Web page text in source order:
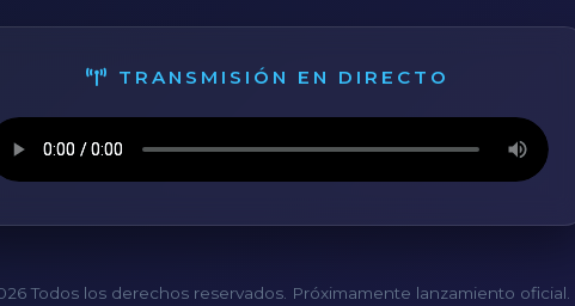
TRANSMISIÓN EN DIRECTO
Todos los derechos reservados. Próximamente lanzamiento oficial.